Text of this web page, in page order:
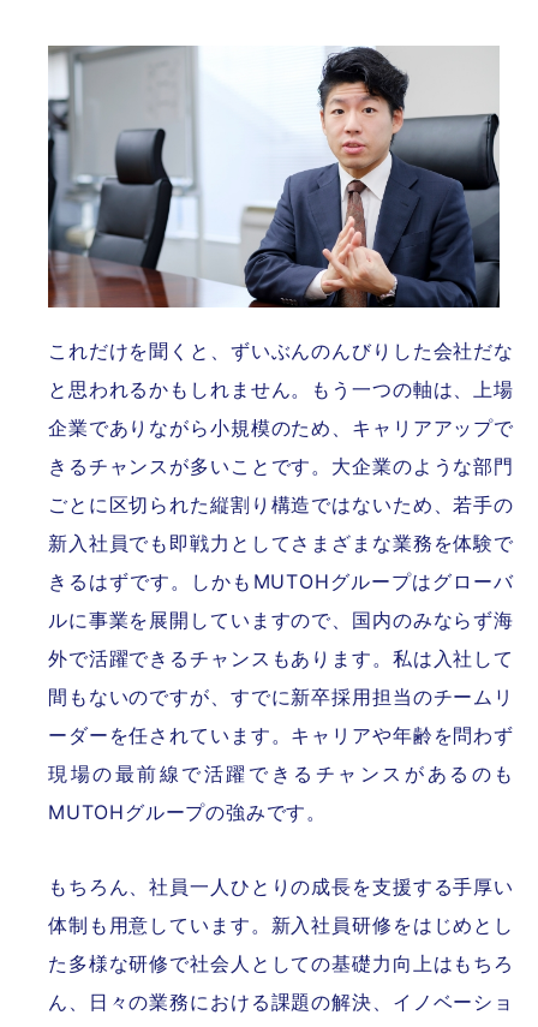
これだけを聞くと、ずいぶんのんびりした会社だな
と思われるかもしれません。もう一つの軸は、上場
企業でありながら小規模のため、キャリアアップで
きるチャンスが多いことです。大企業のような部門
ごとに区切られた縦割り構造ではないため、若手の
新入社員でも即戦力としてさまざまな業務を体験で
きるはずです。しかもMUTOHグループはグローバ
ルに事業を展開していますので、国内のみならず海
外で活躍できるチャンスもあります。私は入社して
間もないのですが、すでに新卒採用担当のチームリ
ーダーを任されています。キャリアや年齢を問わず
現場の最前線で活躍できるチャンスがあるのも
MUTOHグループの強みです。
もちろん、社員一人ひとりの成長を支援する手厚い
体制も用意しています。新入社員研修をはじめとし
た多様な研修で社会人としての基礎力向上はもちろ
ん、日々の業務における課題の解決、イノベーショ